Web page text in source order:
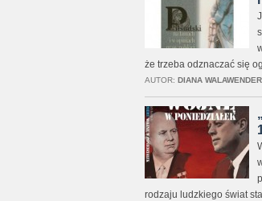
że trzeba odznaczać się
AUTOR: DIANA WALAWENDER
rodzaju ludzkiego świat